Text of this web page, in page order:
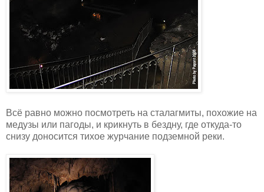
Всё равно можно посмотреть на сталагмиты, похожие на
медузы или пагоды, и крикнуть в бездну, где откуда-то
снизу доносится тихое журчание подземной реки.